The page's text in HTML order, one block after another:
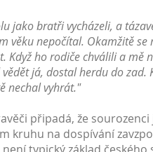
jako bratři vycházeli, a
věku nepočítal. Okamžitě se
ho rodiče chválili a mě
já, dostal herdu do zad.
nechal vyhrát."
připadá, že
kruhu na dospívání